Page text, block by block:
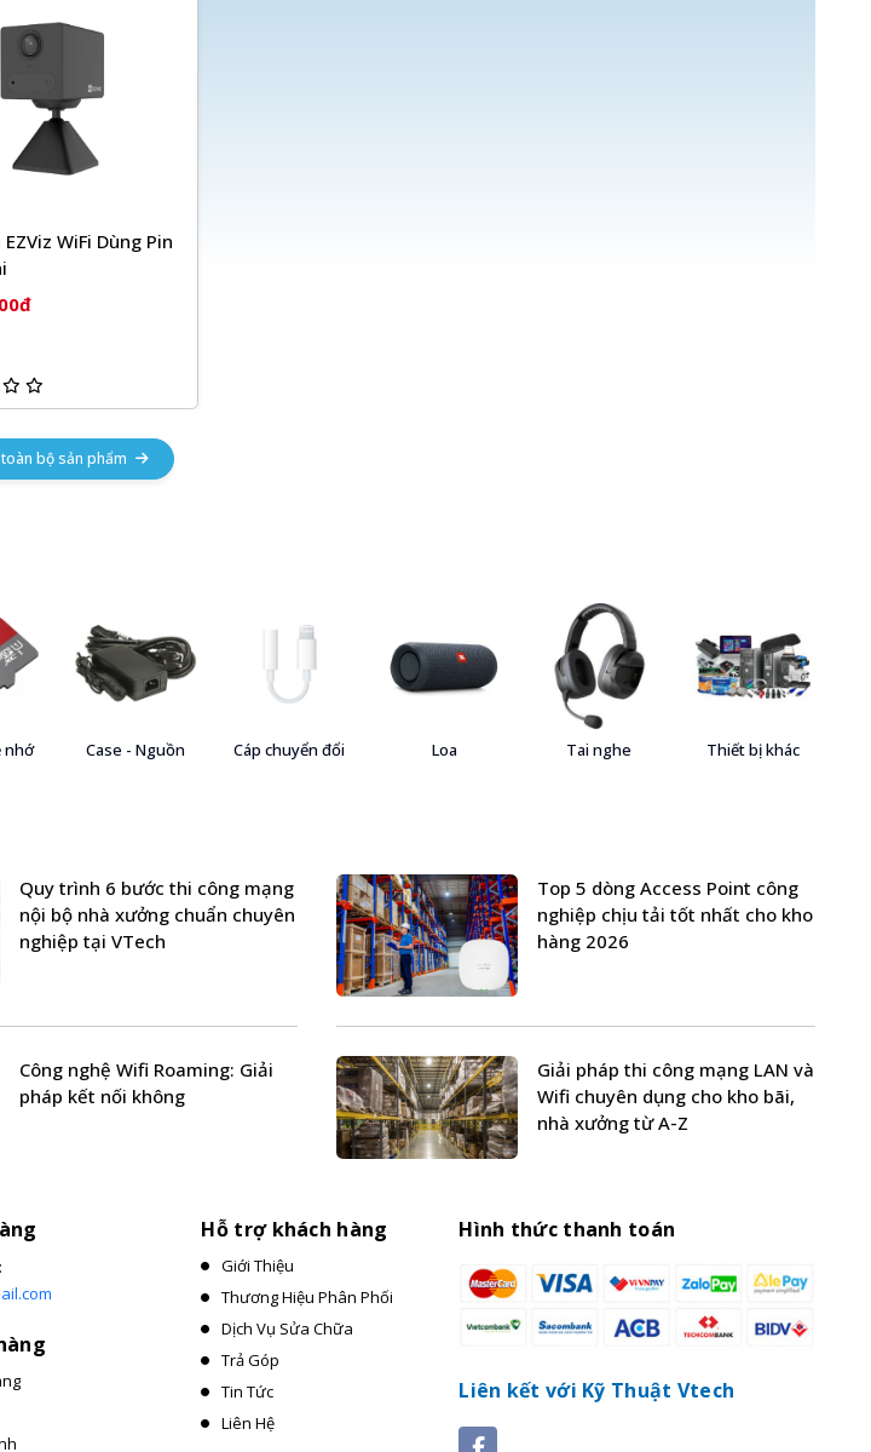
WiFi Dùng Pin
bộ sản phẩm
nhớ Case - Nguồn Cáp chuyển đổi Loa Tai nghe Thiết bị khác
Quy trình 6 bước thi công mạng
nội bộ nhà xưởng chuẩn chuyên
nghiệp tại VTech
Top 5 dòng Access Point công
nghiệp chịu tải tốt nhất cho kho
hàng 2026
Công nghệ Wifi Roaming: Giải
pháp kết nối không
Giải pháp thi công mạng LAN và
Wifi chuyên dụng cho kho bãi,
nhà xưởng từ A-Z
Hỗ trợ khách hàng
Giới Thiệu
Thương Hiệu Phân Phối
Dịch Vụ Sửa Chữa
Trả Góp
Tin Tức
Liên Hệ
Hình thức thanh toán
Liên kết với Kỹ Thuật Vtech